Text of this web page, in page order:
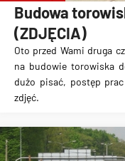
Budowa
(ZDJĘCIA)
Oto przed Wami druga
na budowie torowiska
dużo pisać, postęp
zdjęć.